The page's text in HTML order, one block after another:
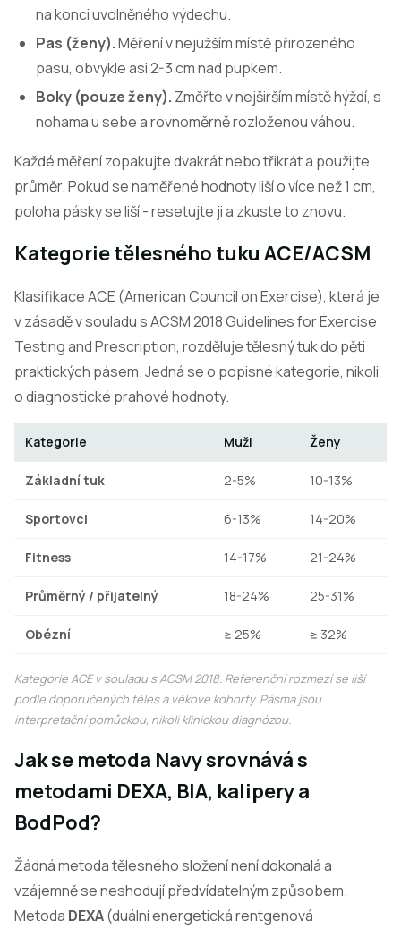
na konci uvolněného výdechu.
Pas (ženy).Měření v nejužším místě přirozeného
pasu, obvykle asi 2-3 cm nad pupkem.
Boky (pouze ženy). Změřte v nejširším místě hýždí, s
nohama u sebe a rovnoměrně rozloženou váhou.
Každé měření zopakujte dvakrát nebo třikrát a použijte
průměr. Pokud se naměřené hodnoty liší o více než 1 cm,
poloha pásky se liší - resetujte ji a zkuste to znovu.
Kategorie tělesného tuku ACE/ACSM
Klasifikace ACE (American Council on Exercise), která je
v zásadě v souladu s ACSM 2018 Guidelines for Exercise
Testing and Prescription, rozděluje tělesný tuk do pěti
praktických pásem. Jedná se o popisné kategorie, nikoli
o diagnostické prahové hodnoty.
Kategorie Muži Ženy
Základní tuk 2-5% 10-13%
Sportovci 6-13% 14-20%
Fitness 14-17% 21-24%
Průměrný / přijatelný 18-24% 25-31%
Obézní ≥ 25% ≥ 32%
Kategorie ACE v souladu s ACSM 2018. Referenční rozmezí se liší
podle doporučených těles a věkové kohorty. Pásma jsou
interpretační pomůckou, nikoli klinickou diagnózou.
Jak se metoda Navy srovnává s
metodami DEXA, BIA, kalipery a
BodPod?
Žádná metoda tělesného složení není dokonalá a
vzájemně se neshodují předvídatelným způsobem.
Metoda DEXA(duální energetická rentgenová